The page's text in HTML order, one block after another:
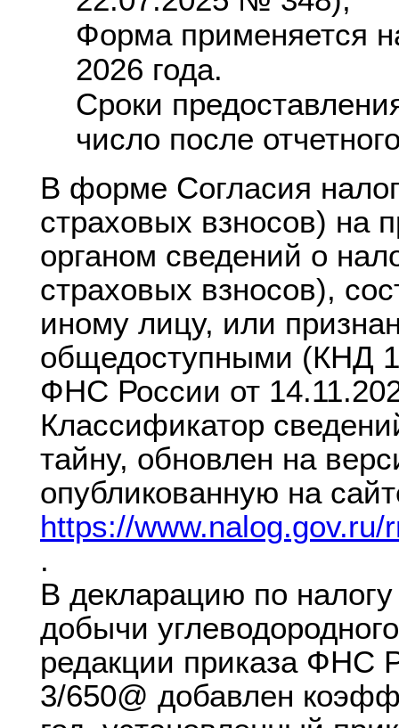
Форма применяется
2026 года.
Сроки
число после
В форме Согласия
страховых взносов) на
органом сведений о
страховых взносов),
иному лицу, или
общедоступными (КНД
ФНС России от
Классификатор
тайну, обновлен на
опубликованную на
https://
.
В декларацию по
добычи
редакции приказа ФНС
3/650@ добавлен